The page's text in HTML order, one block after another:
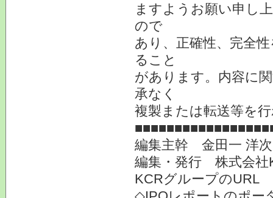
ますようお願い申し
ので
あり、正確性、完全
ること
があります。内容に
承なく
複製または転送等を
編集主幹 金田一 洋
編集・発行 株式会社
KCRグループのURL